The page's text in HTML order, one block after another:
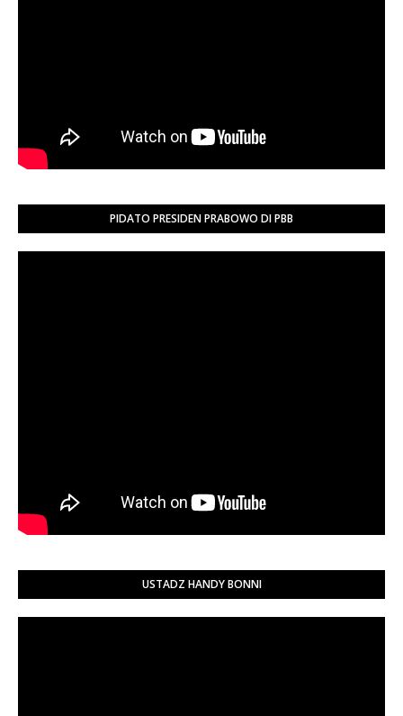
PIDATO PRESIDEN PRABOWO DI PBB
USTADZ HANDY BONNI